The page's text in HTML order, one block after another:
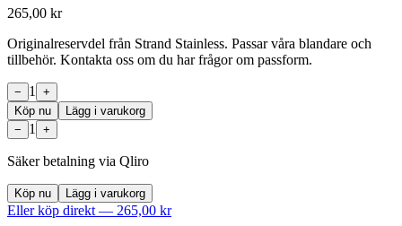
265,00 kr
Originalreservdel från Strand Stainless. Passar våra blandare och
tillbehör. Kontakta oss om du har frågor om passform.
− 1
+
Köp nu
Lägg i varukorg
−
1 +
Säker betalning via Qliro
Köp nu Lägg i varukorg
Eller köp direkt — 265,00 kr